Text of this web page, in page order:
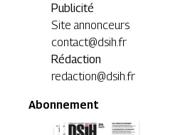
Publicité
Site annonceurs
contact@dsih.fr
Rédaction
redaction@dsih.fr
Abonnement